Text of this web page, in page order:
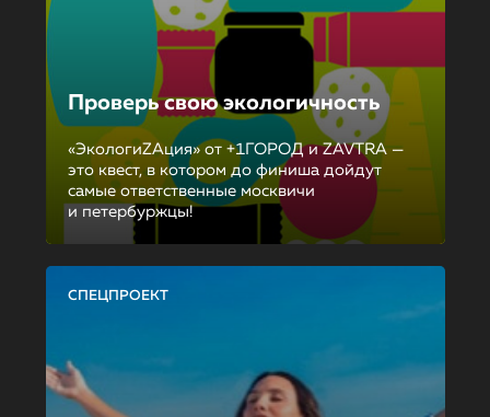
Проверь свою экологичность
«ЭкологиZAция» от +1ГОРОД и ZAVTRA —
это квест, в котором до финиша дойдут
самые ответственные москвичи
и петербуржцы!
СПЕЦПРОЕКТ